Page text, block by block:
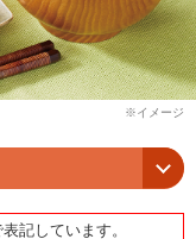
記しています。